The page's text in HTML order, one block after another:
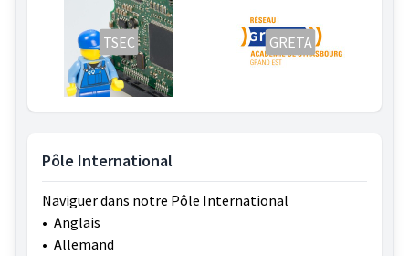
TSEC GRETA
Pôle International
Naviguer dans notre Pôle International
• Anglais
• Allemand